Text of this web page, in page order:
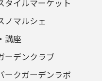
タイルマーケット
ノマルシェ
講座
ーデンクラブ
ークガーデンラボ